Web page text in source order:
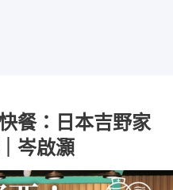
餐：日本吉野家
岑啟灝